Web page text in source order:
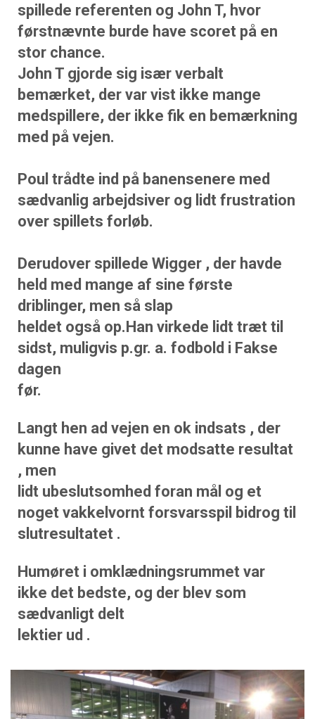
spillede referenten og John T, hvor
førstnævnte burde have scoret på en
stor chance.
John T gjorde sig især verbalt
bemærket, der var vist ikke mange
medspillere, der ikke fik en bemærkning
med på vejen.
Poul trådte ind på banensenere med
sædvanlig arbejdsiver og lidt frustration
over spillets forløb.
Derudover spillede Wigger , der havde
held med mange af sine første
driblinger, men så slap
heldet også op.Han virkede lidt træt til
sidst, muligvis p.gr. a. fodbold i Fakse
dagen
før.
Langt hen ad vejen en ok indsats , der
kunne have givet det modsatte resultat
, men
lidt ubeslutsomhed foran mål og et
noget vakkelvornt forsvarsspil bidrog til
slutresultatet .
Humøret i omklædningsrummet var
ikke det bedste, og der blev som
sædvanligt delt
lektier ud .